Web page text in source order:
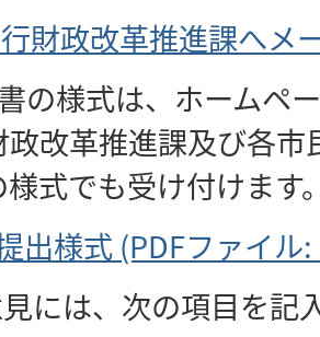
財政改革推進課へメ
書の様式は、ホームペ
改革推進課及び各
式でも受け付けます
出様式 (PDFファイル
見には、次の項目を記